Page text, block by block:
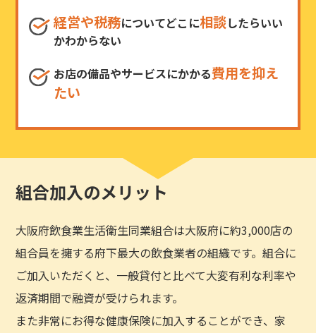
経営や税務についてどこに相談したらいい
かわからない
お店の備品やサービスにかかる費用を抑え
たい
組合加入のメリット
大阪府飲食業生活衛生同業組合は大阪府に約3,000店の
組合員を擁する府下最大の飲食業者の組織です。組合に
ご加入いただくと、一般貸付と比べて大変有利な利率や
返済期間で融資が受けられます。
また非常にお得な健康保険に加入することができ、家